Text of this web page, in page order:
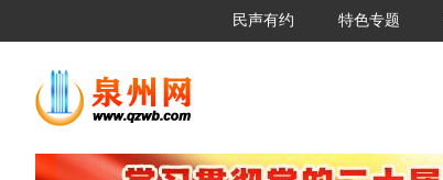
民声有约 特色专题